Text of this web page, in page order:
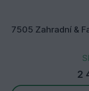
7505 Zahradní &
2